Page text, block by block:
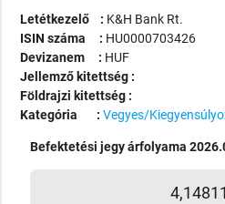
Letétkezelő : K&H Bank Rt.
ISIN száma : HU0000703426
Devizanem : HUF
Jellemző kitettség :
Földrajzi kitettség :
Kategória : Vegyes/
Befektetési jegy árfolyama